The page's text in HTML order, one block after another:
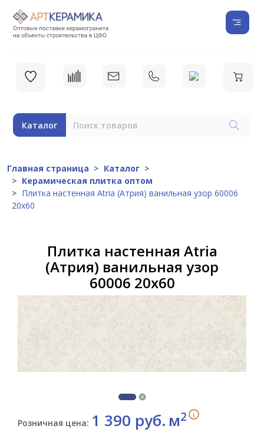
Каталог
Главная страница
Каталог
Керамическая плитка оптом
Плитка настенная Atria (Атрия) ванильная узор 60006
20х60
Плитка настенная Atria
(Атрия) ванильная узор
60006 20х60
Розничная цена: 1 390 руб. м2 i